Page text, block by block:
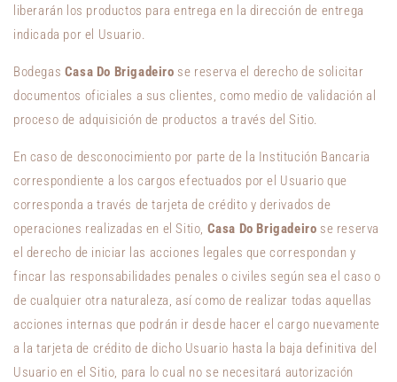
liberarán los productos para entrega en la dirección de entrega
indicada por el Usuario.
Bodegas Casa Do Brigadeiro se reserva el derecho de solicitar
documentos oficiales a sus clientes, como medio de validación al
proceso de adquisición de productos a través del Sitio.
En caso de desconocimiento por parte de la Institución Bancaria
correspondiente a los cargos efectuados por el Usuario que
corresponda a través de tarjeta de crédito y derivados de
operaciones realizadas en el Sitio, Casa Do Brigadeiro se reserva
el derecho de iniciar las acciones legales que correspondan y
fincar las responsabilidades penales o civiles según sea el caso o
de cualquier otra naturaleza, así como de realizar todas aquellas
acciones internas que podrán ir desde hacer el cargo nuevamente
a la tarjeta de crédito de dicho Usuario hasta la baja definitiva del
Usuario en el Sitio, para lo cual no se necesitará autorización